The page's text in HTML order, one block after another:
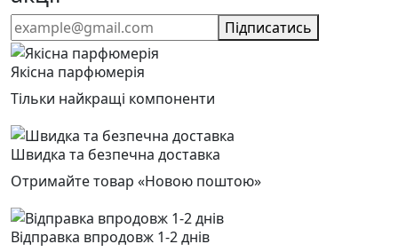
Підписатись
Якісна парфюмерія
Тільки найкращі компоненти
Швидка та безпечна доставка
Отримайте товар «Новою поштою»
Відправка впродовж 1-2 днів